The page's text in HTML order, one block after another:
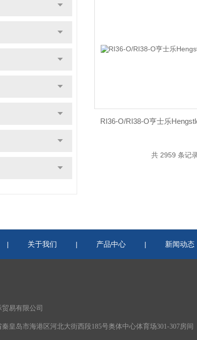
RI36-O/RI38-O亨士乐
共 2959 条记
| 关于我们 | 产品中心 | 新闻动态
易有限公司
皇岛市海港区河北大街西段185号奥体中心体育场301-307房间